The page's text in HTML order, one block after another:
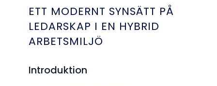
ETT MODERNT SYNSÄTT PÅ
LEDARSKAP I EN HYBRID
ARBETSMILJÖ
Introduktion